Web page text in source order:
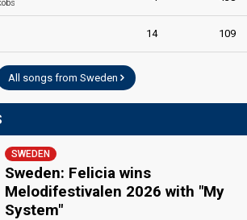
14 109
All songs from Sweden
SWEDEN
Sweden: Felicia wins
Melodifestivalen 2026 with "My
System"